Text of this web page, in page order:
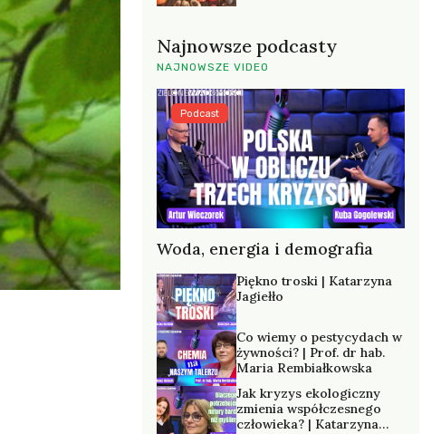
Najnowsze podcasty
NAJNOWSZE VIDEO
Woda, energia i demografia
Podcast
Piękno troski | Katarzyna
Jagiełło
Co wiemy o pestycydach w
żywności? | Prof. dr hab.
Maria Rembiałkowska
Jak kryzys ekologiczny
zmienia współczesnego
człowieka? | Katarzyna